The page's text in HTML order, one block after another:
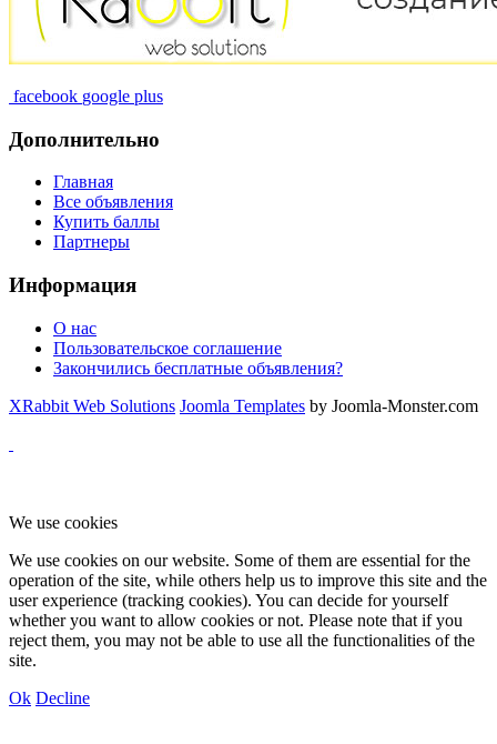
facebook google plus
Дополнительно
Главная
Все объявления
Купить баллы
Партнеры
Информация
О нас
Пользовательское соглашение
Закончились бесплатные объявления?
XRabbit Web Solutions Joomla Templates by Joomla-Monster.com
We use cookies
We use cookies on our website. Some of them are essential for the
operation of the site, while others help us to improve this site and the
user experience (tracking cookies). You can decide for yourself
whether you want to allow cookies or not. Please note that if you
reject them, you may not be able to use all the functionalities of the
site.
Ok Decline